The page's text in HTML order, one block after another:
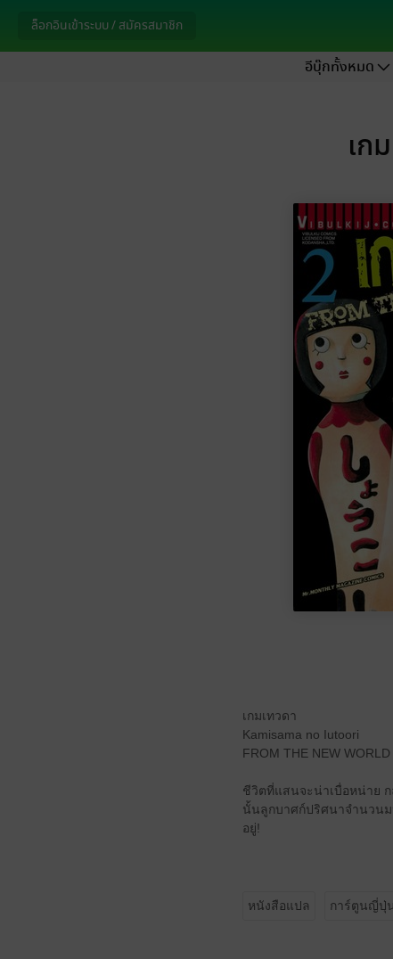
ล็อกอินเข้าระบบ / สมัครสมาชิก
อีบุ๊กทั้งหมด
เก
เกมเทวดา
Kamisama no Iutoori
FROM THE NEW WORLD
ชีวิตที่แสนจะน่าเบื่อหน่าย
นั้นลูกบาศก์ปริศนาจำนวนม
อยู่!
หนังสือแปล การ์ตูนญี่ปุ่